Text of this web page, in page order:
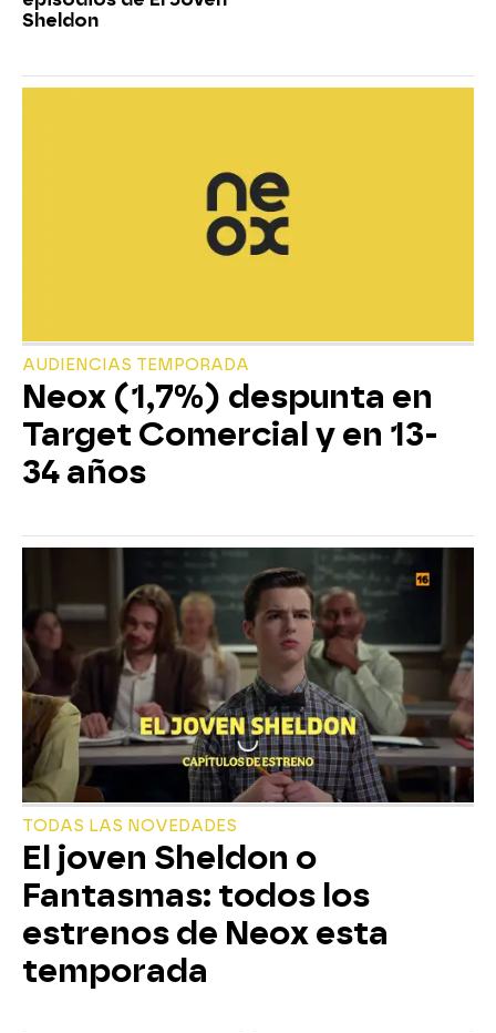
Sheldon
AUDIENCIAS TEMPORADA
Neox (1,7%) despunta en
Target Comercial y en 13-
34 años
TODAS LAS NOVEDADES
El joven Sheldon o
Fantasmas: todos los
estrenos de Neox esta
temporada